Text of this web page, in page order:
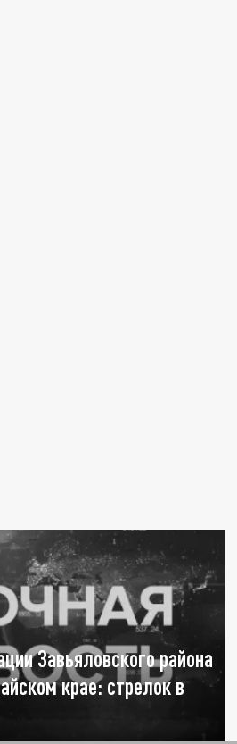
Завьяловского района
крае: стрелок в